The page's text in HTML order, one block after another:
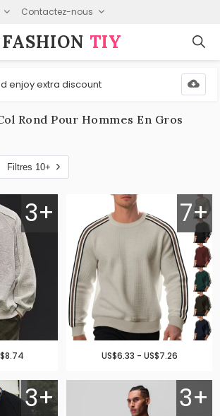
Contactez-nous
FASHION⁠ TIY
enjoy extra discount
Rond Pour Hommes En Gros
Filtres 10+
3+ 7+
US$6.33 - US$7.26
3+ 3+